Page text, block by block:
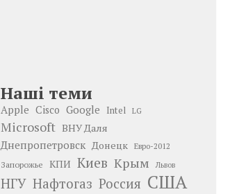
Наші теми
Apple Cisco Google Intel LG
Microsoft ВНУ Даля
Днепропетровск Донецк Евро-2012
Запорожье КПИ Киев Крым Львов
НГУ Нафтогаз Россия США